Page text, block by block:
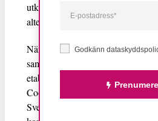
utkonkurrerade, mindre
alternativen för konsumenterna allt
När livsmedelsgrossister och
sammanflätade innebär det att
etablera sig. De tre stora
Coop − står tillsammans för 90
Sverige. I ett land där endast en
Godkänn